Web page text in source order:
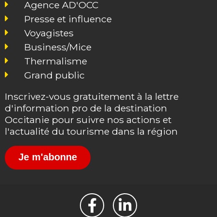
Agence AD'OCC
Presse et influence
Voyagistes
Business/Mice
Thermalisme
Grand public
Inscrivez-vous gratuitement à la lettre
d'information pro de la destination
Occitanie pour suivre nos actions et
l'actualité du tourisme dans la région
Je m'abonne